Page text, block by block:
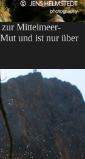
zur Mittelmeer-
und ist nur über